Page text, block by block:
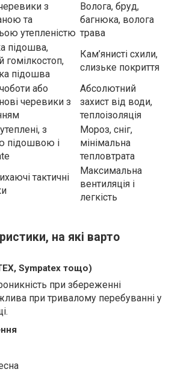
з
та
утепленістю
Волога, бруд,
багнюка, волога
трава
підошва,
гомілкостоп,
підошва
Кам’янисті схили,
слизьке покриття
або
черевики з
Абсолютний
захист від води,
теплоізоляція
з
підошвою і
Мороз, сніг,
мінімальна
тепловтрата
тактичні
Максимальна
вентиляція і
легкість
на які варто
Sympatex тощо)
при збереженні
при тривалому перебуванні у